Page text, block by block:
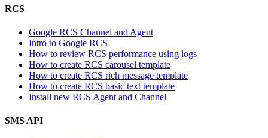
RCS
Google RCS Channel and Agent
Intro to Google RCS
How to review RCS performance using logs
How to create RCS carousel template
How to create RCS rich message template
How to create RCS basic text template
Install new RCS Agent and Channel
SMS API